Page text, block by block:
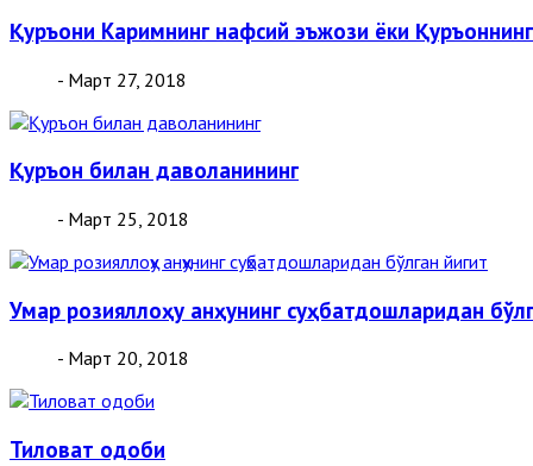
Қуръони Каримнинг нафсий эъжози ёки
- Март 27, 2018
Қуръон билан даволанининг
- Март 25, 2018
Умар розияллоҳу анҳунинг суҳбатдошларидан
- Март 20, 2018
Тиловат одоби